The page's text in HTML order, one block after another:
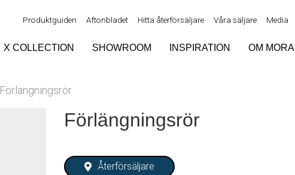
Produktguiden Aftonbladet Hitta återförsäljare Våra säljare Media
X COLLECTION SHOWROOM INSPIRATION OM MORA
Förlängningsrör
Förlängningsrör
Återförsäljare